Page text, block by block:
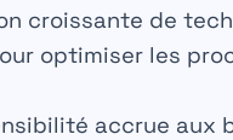
croissante de
optimiser les
accrue aux